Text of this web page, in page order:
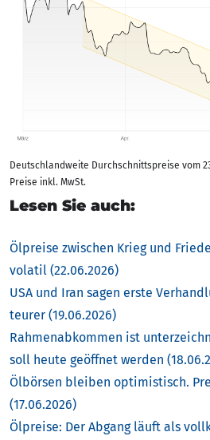
Deutschlandweite Durchschnittspreise vom
Preise inkl. MwSt.
Lesen Sie auch:
Ölpreise zwischen Krieg und
volatil (22.06.2026)
USA und Iran sagen erste
teurer (19.06.2026)
Rahmenabkommen ist
soll heute geöffnet werden
Ölbörsen bleiben optimistisch.
(17.06.2026)
Ölpreise: Der Abgang läuft als